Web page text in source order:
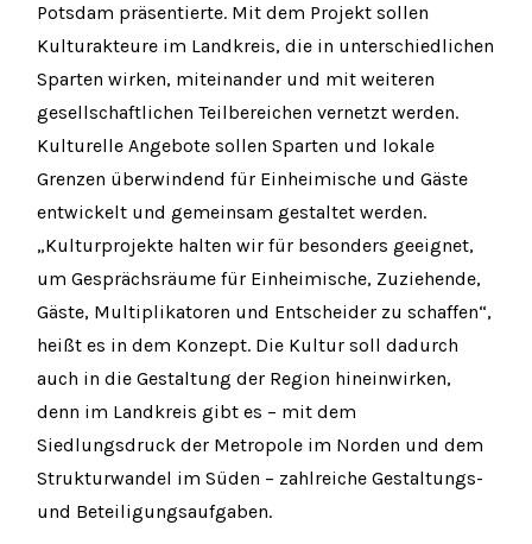
Potsdam präsentierte. Mit dem Projekt sollen
Kulturakteure im Landkreis, die in unterschiedlichen
Sparten wirken, miteinander und mit weiteren
gesellschaftlichen Teilbereichen vernetzt werden.
Kulturelle Angebote sollen Sparten und lokale
Grenzen überwindend für Einheimische und Gäste
entwickelt und gemeinsam gestaltet werden.
„Kulturprojekte halten wir für besonders geeignet,
um Gesprächsräume für Einheimische, Zuziehende,
Gäste, Multiplikatoren und Entscheider zu schaffen“,
heißt es in dem Konzept. Die Kultur soll dadurch
auch in die Gestaltung der Region hineinwirken,
denn im Landkreis gibt es – mit dem
Siedlungsdruck der Metropole im Norden und dem
Strukturwandel im Süden – zahlreiche Gestaltungs-
und Beteiligungsaufgaben.